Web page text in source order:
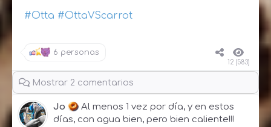
#Otta #OttaVScarrot
6 personas
12 (583)
Mostrar 2 comentarios
Jo
Al menos 1 vez por día, y en estos
días, con agua bien, pero bien caliente!!!